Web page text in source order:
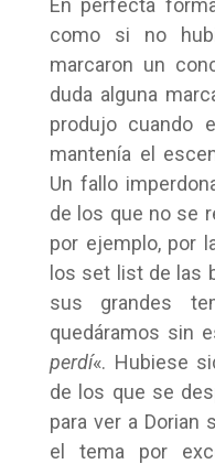
En perfecta
como si no
marcaron un
duda alguna
produjo cuando
mantenía el
Un fallo
de los que no se
por ejemplo, por
los set list de las
sus grandes
quedáramos sin
perdí«. Hubiese
de los que se
para ver a Dorian
el tema por